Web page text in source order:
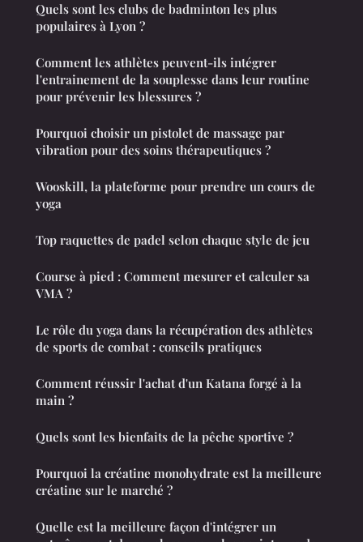
Quels sont les clubs de badminton les plus
populaires à Lyon ?
Comment les athlètes peuvent-ils intégrer
l'entrainement de la souplesse dans leur routine
pour prévenir les blessures ?
Pourquoi choisir un pistolet de massage par
vibration pour des soins thérapeutiques ?
Wooskill, la plateforme pour prendre un cours de
yoga
Top raquettes de padel selon chaque style de jeu
Course à pied : Comment mesurer et calculer sa
VMA ?
Le rôle du yoga dans la récupération des athlètes
de sports de combat : conseils pratiques
Comment réussir l'achat d'un Katana forgé à la
main ?
Quels sont les bienfaits de la pêche sportive ?
Pourquoi la créatine monohydrate est la meilleure
créatine sur le marché ?
Quelle est la meilleure façon d'intégrer un